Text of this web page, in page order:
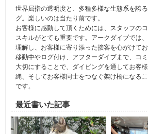
世界屈指の透明度と、多種多様な生態系を誇
グ。楽しいのは当たり前です。
お客様に感動して頂くためには、スタッフの
スキルがとても重要です。アークダイブでは
理解し、お客様に寄り添った接客を心がけてお
移動中やログ付け、アフターダイブまで、コ
大切にすることで、ダイビングを通してお客
縄、そしてお客様同士をつなぐ架け橋になる
です。
最近書いた記事